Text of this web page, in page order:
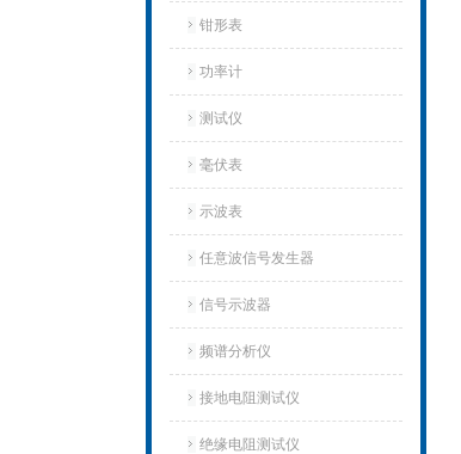
钳形表
功率计
测试仪
毫伏表
示波表
任意波信号发生器
信号示波器
频谱分析仪
接地电阻测试仪
绝缘电阻测试仪